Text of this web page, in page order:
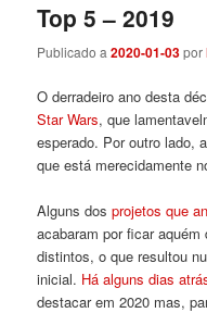
Top 5 – 2019
Publicado a2020-01-03por
O derradeiro ano desta
Star Wars, que
esperado. Por outro lado,
que está merecidamente
Alguns dosprojetos que
acabaram por ficar
distintos, o que resultou
inicial. Há alguns dias
destacar em 2020 mas,